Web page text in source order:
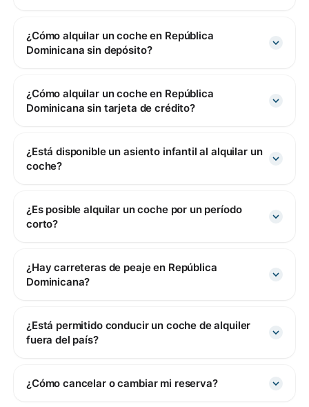
¿Cómo alquilar un coche en República
Dominicana sin depósito?
¿Cómo alquilar un coche en República
Dominicana sin tarjeta de crédito?
¿Está disponible un asiento infantil al alquilar un
coche?
¿Es posible alquilar un coche por un período
corto?
¿Hay carreteras de peaje en República
Dominicana?
¿Está permitido conducir un coche de alquiler
fuera del país?
¿Cómo cancelar o cambiar mi reserva?